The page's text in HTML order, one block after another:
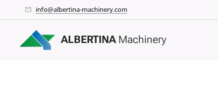
info@albertina-machinery.com
ALBERTINA Machinery